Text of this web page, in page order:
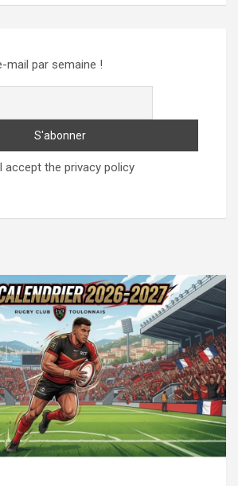
mail par semaine !
accept the privacy policy